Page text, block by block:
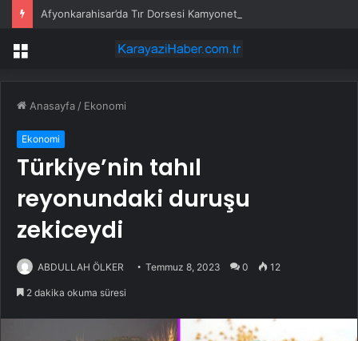
Afyonkarahisar’da Tır Dorsesi Kamyonetin Üzerine Devrildi
Menü
Anasayfa / Ekonomi
Ekonomi
Türkiye’nin tahıl
reyonundaki duruşu
zekiceydi
ABDULLAH ÖLKER Temmuz 8, 2023 0 12
2 dakika okuma süresi